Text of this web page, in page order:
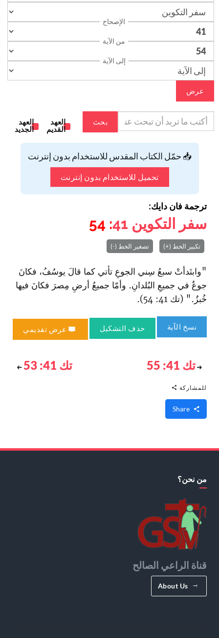
الإصحاح
من الآية
إلى الآية
عرض
بحث
العهد
القديم
العهد
الجديد
📥 حمّل الكتاب المقدس للاستخدام بدون إنترنت
تحميل للاستخدام بدون إنترنت
ترجمة فان دايك:
سفر التكوين 41
: 54
تكبير الخط (+) تصغير الخط (-)
"وابتَدأتْ سبعُ سِني الجوعِ تأتي كما قالَ يوسُفُ، فكانَ
جوعٌ في جميعِ البُلدانِ. وأمّا جميعُ أرضِ مِصرَ فكانَ فيها
خُبزٌ." (تك 41: 54).
نسخ الآية حذف التشكيل عرض تقديمي
تك 41: 55 تك 41: 53
للمشاركة
من نحن؟
قناة الراعي الصالح
About Us